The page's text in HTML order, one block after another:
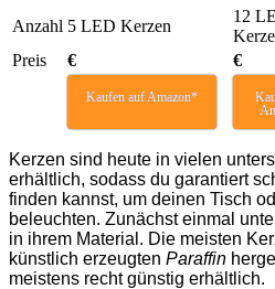
Anzahl 5 LED Kerzen
12
Preis
€ €
Kaufen auf Amazon*
Kerzen sind heute in vielen
erhältlich, sodass du garantiert
finden kannst, um deinen Tisch
beleuchten. Zunächst einmal
in ihrem Material. Die meisten
künstlich erzeugten Paraffin
meistens recht günstig erhältlich.